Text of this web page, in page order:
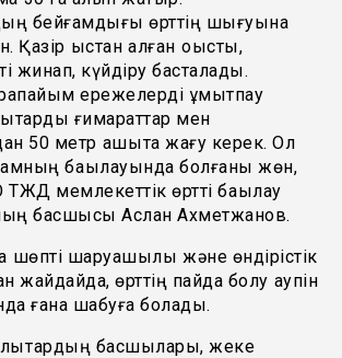
бейғамдығы өрттің шығуына
Қазір қыстан қалған қоқысты,
жинап, күйдіру басталады.
ережелерді ұмытпау
ғимараттар мен
50 метр қашықта жағу керек. Ол
бақылауында болғаны жөн,
мемлекеттік өртті бақылау
басшысы Аслан Ахметжанов.
шөпті шаруашылық және өндірістік
жайдайда, өрттің пайда болу қаупін
ғана шабуға болады.
басшылары, жеке